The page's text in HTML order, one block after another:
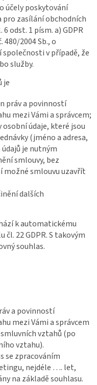
účely poskytování
zasílání obchodních
odst. 1 písm. a) GDPR
480/2004 Sb., o
v případě, že
služby.
je
práv a povinností
mezi Vámi a správcem;
osobní údaje, které jsou
(jméno a adresa,
je nutným
smlouvy, bez
možné smlouvu uzavřít
dalších
k automatickému
22 GDPR. S takovým
souhlas.
a povinností
mezi Vámi a správcem
vztahů (po
vztahu).
se zpracováním
nejdéle …. let,
na základě souhlasu.